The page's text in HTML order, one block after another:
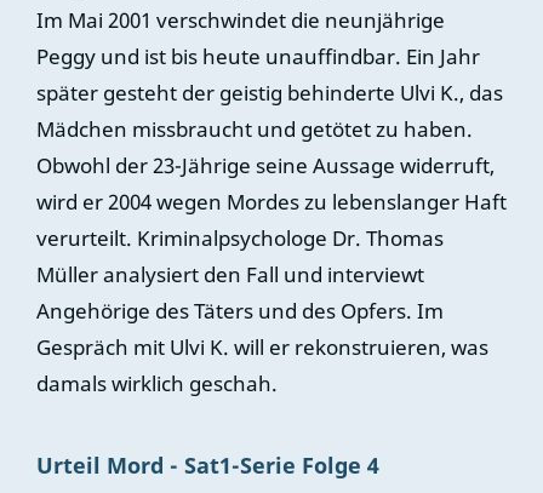
Im Mai 2001 verschwindet die neunjährige
Peggy und ist bis heute unauffindbar. Ein Jahr
später gesteht der geistig behinderte Ulvi K., das
Mädchen missbraucht und getötet zu haben.
Obwohl der 23-Jährige seine Aussage widerruft,
wird er 2004 wegen Mordes zu lebenslanger Haft
verurteilt. Kriminalpsychologe Dr. Thomas
Müller analysiert den Fall und interviewt
Angehörige des Täters und des Opfers. Im
Gespräch mit Ulvi K. will er rekonstruieren, was
damals wirklich geschah.
Urteil Mord - Sat1-Serie Folge 4